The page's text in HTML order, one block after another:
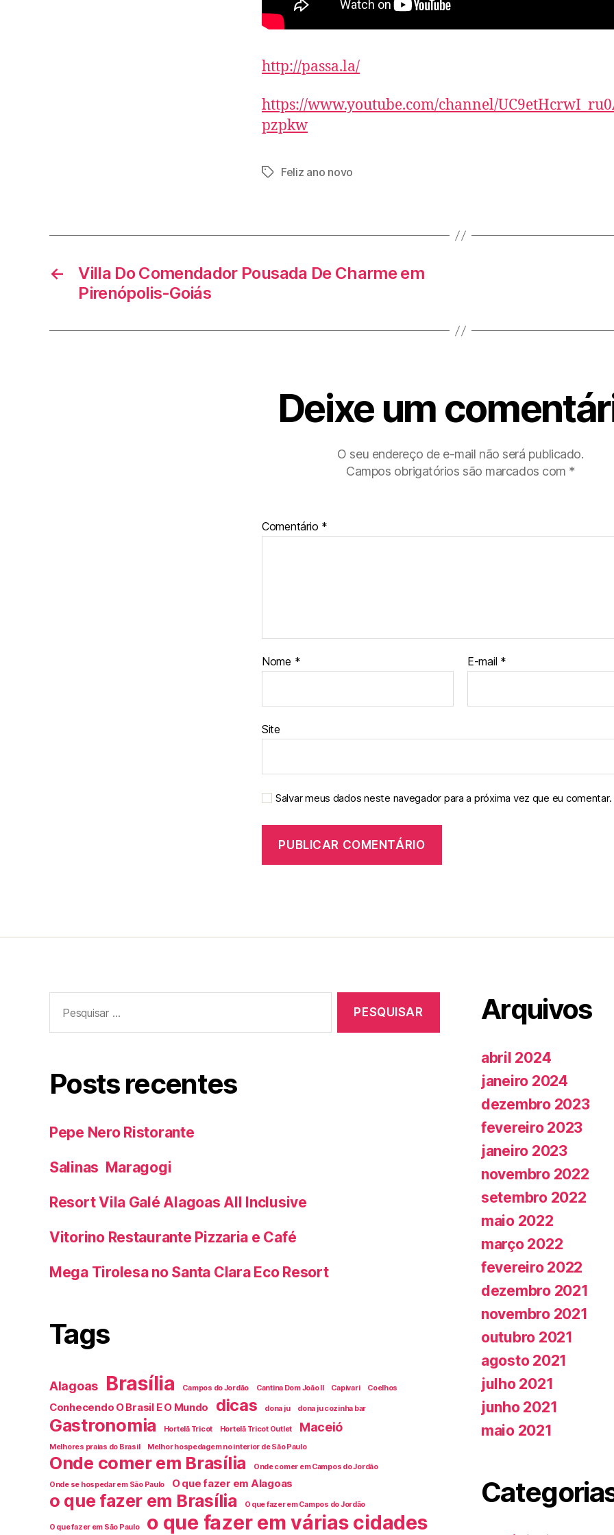
http://passa.la/
https://www.youtube.com/channel/
pzpkw
TagsFeliz ano novo
←
Villa Do Comendador Pousada De Charme em
Pirenópolis-Goiás
Deixe um
O seu endereço de e-mail não será publicado.
Campos obrigatórios são marcados com *
Comentário *
Nome * E-mail *
Site
Salvar meus dados neste navegador para a próxima vez que eu comentar.
por:
Posts recentes
Pepe Nero Ristorante
Salinas Maragogi
Resort Vila Galé Alagoas All Inclusive
Vitorino Restaurante Pizzaria e Café
Mega Tirolesa no Santa Clara Eco Resort
Tags
Alagoas Brasília Campos do Jordão Cantina Dom João II Capivari Coelhos
Conhecendo O Brasil E O Mundo dicas dona ju dona ju cozinha bar
Gastronomia Hortelã Tricot Hortelã Tricot Outlet Maceió
Melhores praias do Brasil Melhor hospedagem no interior de São Paulo
Onde comer em Brasília
Onde comer em Campos do Jordão
Onde se hospedar em São Paulo
O que fazer em Alagoas
o que fazer em Brasília O que fazer em Campos do Jordão
O que fazer em São Paulo o que fazer em várias cidades
Arquivos
abril 2024
janeiro 2024
dezembro 2023
fevereiro 2023
janeiro 2023
novembro 2022
setembro 2022
maio 2022
março 2022
fevereiro 2022
dezembro 2021
novembro 2021
outubro 2021
agosto 2021
julho 2021
junho 2021
maio 2021